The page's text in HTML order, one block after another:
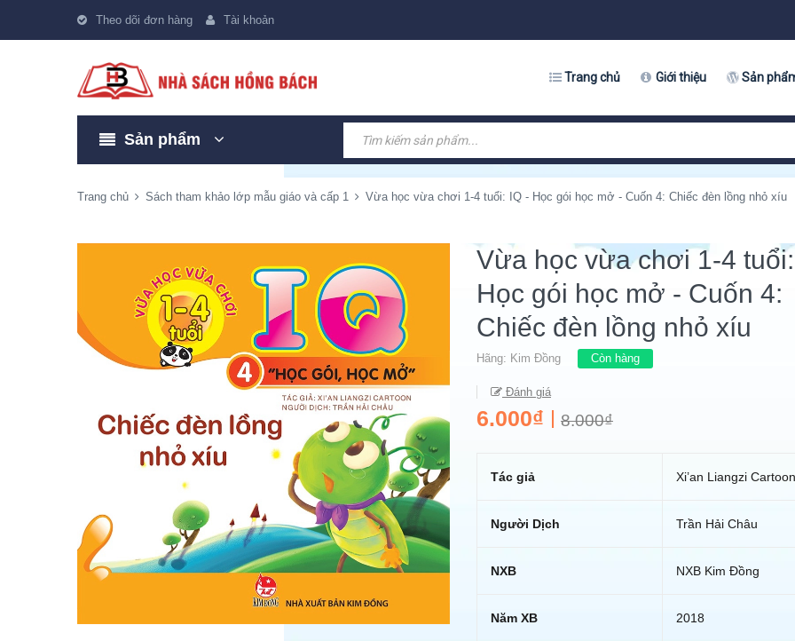
Theo dõi đơn hàng Tài khoản
Trang chủ Giới thiệu Sản
Sản phẩm
Trang chủ Sách tham khảo lớp mẫu giáo và cấp 1 Vừa học vừa chơi 1-4 tuổi: IQ - Học gói học mở - Cuốn 4: Chiếc đèn lồng nhỏ xíu
Vừa học vừa chơi 1-4
Học gói học mở - Cuốn 4:
Chiếc đèn lồng nhỏ xíu
Hãng: Kim Đồng Còn hàng
Đánh giá
6.000₫ 8.000₫
Tác giả Xi’an Liangzi Cartoon
Người Dịch Trần Hải Châu
NXB NXB Kim Đồng
Năm XB 2018